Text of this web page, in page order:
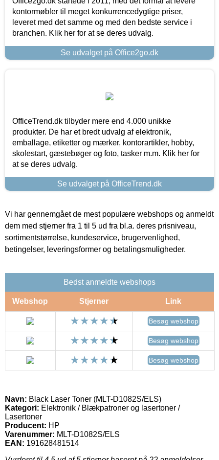
kontormøbler til meget konkurrencedygtige priser,
leveret med det samme og med den bedste service i
branchen. Klik her for at se deres udvalg.
Se udvalget på Office2go.dk
OfficeTrend.dk tilbyder mere end 4.000 unikke
produkter. De har et bredt udvalg af elektronik,
emballage, etiketter og mærker, kontorartikler, hobby,
skolestart, gæstebøger og foto, tasker m.m. Klik her for
at se deres udvalg.
Se udvalget på OfficeTrend.dk
Vi har gennemgået de mest populære webshops og anmeldt
dem med stjerner fra 1 til 5 ud fra bl.a. deres prisniveau,
sortimentstørrelse, kundeservice, brugervenlighed,
betingelser, leveringsformer og betalingsmuligheder.
Bedst anmeldte webshops
Webshop Stjerner Link
Besøg webshop
Besøg webshop
Besøg webshop
Navn: Black Laser Toner (MLT-D1082S/ELS)
Kategori: Elektronik / Blækpatroner og lasertoner /
Lasertoner
Producent: HP
Varenummer: MLT-D1082S/ELS
EAN: 191628481514